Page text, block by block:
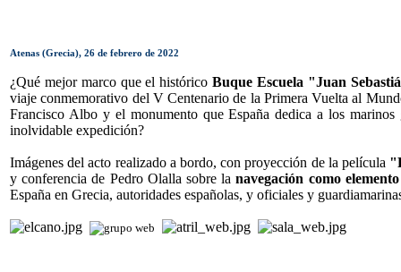
Atenas (Grecia), 26 de febrero de 2022
¿Qué mejor marco que el históricoBuque Escuela "Juan
viaje conmemorativo del V Centenario de la Primera Vuelta al
Francisco Albo y el monumento que España dedica a los
inolvidable expedición?
Imágenes del acto realizado a bordo, con proyección de la película
y conferencia de Pedro Olalla sobre lanavegación como
España en Grecia, autoridades españolas, y oficiales y